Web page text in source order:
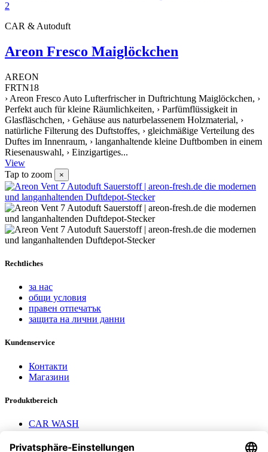
CAR & Autoduft
Areon Fresco Maiglöckchen
AREON
FRTN18
› Areon Fresco Auto Lufterfrischer in Duftrichtung Maiglöckchen, ›
Perfekt auch für kleine Räumlichkeiten, › Parfümflüssigkeit in
Glasfläschchen, › Gehäuse aus naturbelassenem Holzmaterial, ›
natürliche Filterung des Duftstoffes, › gleichmäßige Verteilung des
Duftes im Innenraum, › langanhaltende kleine Duftbomben in einem
Riesenauswahl, › Einzigartiges...
View
Tap to zoom
×
Rechtliches
за нас
общи условия
правен отпечатък
защита на лични данни
Kundenservice
Контакти
Магазини
Produktbereich
CAR WASH
AEROTEC Compressors